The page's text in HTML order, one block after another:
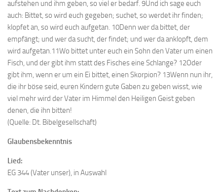
aufstehen und ihm geben, so viel er bedarf. 9Und ich sage euch
auch: Bittet, so wird euch gegeben; suchet, so werdet ihr finden;
klopfet an, so wird euch aufgetan. 10Denn wer da bittet, der
empfängt; und wer da sucht, der findet; und wer da anklopft, dem
wird aufgetan.11Wo bittet unter euch ein Sohn den Vater um einen
Fisch, und der gibt ihm statt des Fisches eine Schlange? 12Oder
gibt ihm, wenn er um ein Ei bittet, einen Skorpion? 13Wenn nun ihr,
die ihr böse seid, euren Kindern gute Gaben zu geben wisst, wie
viel mehr wird der Vater im Himmel den Heiligen Geist geben
denen, die ihn bitten!
(Quelle: Dt. Bibelgesellschaft)
Glaubensbekenntnis
Lied:
EG 344 (Vater unser), in Auswahl